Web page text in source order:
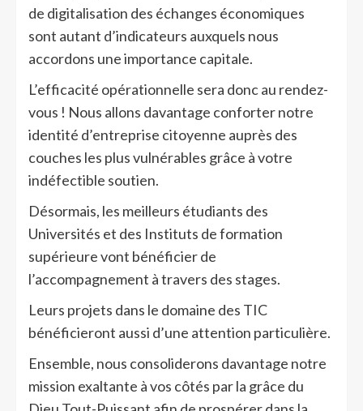
de digitalisation des échanges économiques
sont autant d’indicateurs auxquels nous
accordons une importance capitale.
L’efficacité opérationnelle sera donc au rendez-
vous ! Nous allons davantage conforter notre
identité d’entreprise citoyenne auprès des
couches les plus vulnérables grâce à votre
indéfectible soutien.
Désormais, les meilleurs étudiants des
Universités et des Instituts de formation
supérieure vont bénéficier de
l’accompagnement à travers des stages.
Leurs projets dans le domaine des TIC
bénéficieront aussi d’une attention particulière.
Ensemble, nous consoliderons davantage notre
mission exaltante à vos côtés par la grâce du